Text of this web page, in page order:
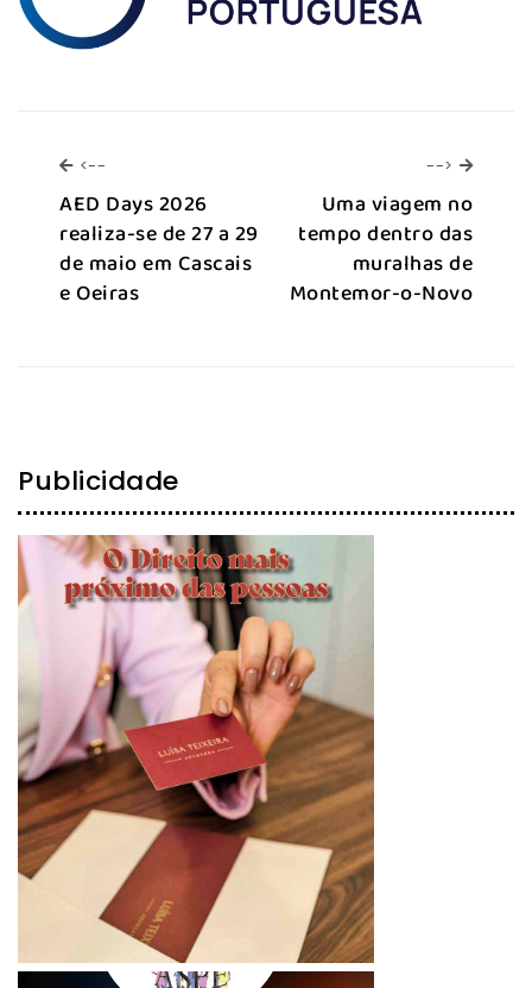
<--
AED Days 2026
realiza-se de 27 a 29
de maio em Cascais
e Oeiras
--> -->
Uma viagem no
tempo dentro das
muralhas de
Montemor-o-Novo
Publicidade